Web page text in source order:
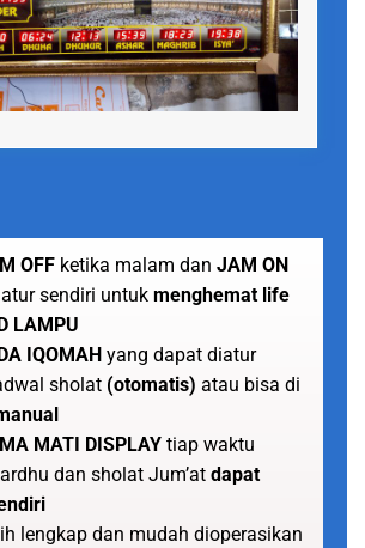
OFF ketika malam dan JAM ON
sendiri untuk menghemat life
LAMPU
IQOMAH yang dapat diatur
sholat (otomatis) atau bisa di
MATI DISPLAY tiap waktu
dan sholat Jum’at dapat
lengkap dan mudah dioperasikan